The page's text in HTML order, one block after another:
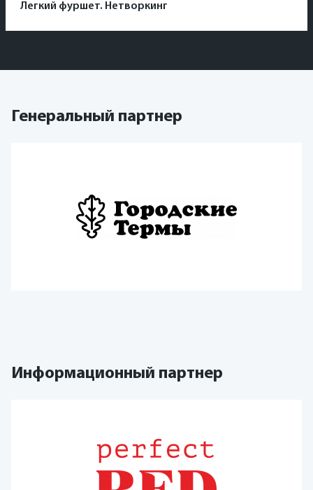
Легкий фуршет. Нетворкинг
Генеральный партнер
Информационный партнер